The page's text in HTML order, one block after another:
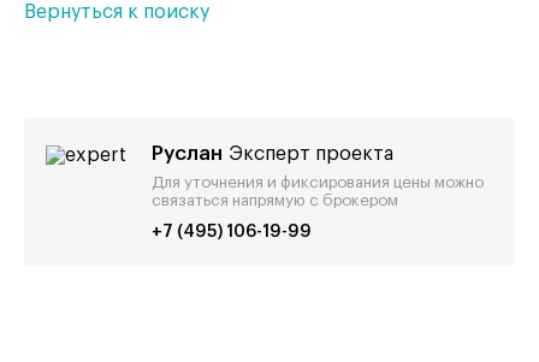
Вернуться к поиску
Руслан Эксперт проекта
Для уточнения и фиксирования цены можно
связаться напрямую с брокером
+7 (495) 106-19-99